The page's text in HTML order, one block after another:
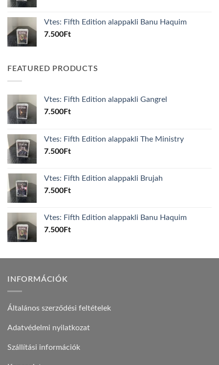
Vtes: Fifth Edition alappakli Banu Haquim
7.500Ft
FEATURED PRODUCTS
Vtes: Fifth Edition alappakli Gangrel
7.500Ft
Vtes: Fifth Edition alappakli The Ministry
7.500Ft
Vtes: Fifth Edition alappakli Brujah
7.500Ft
Vtes: Fifth Edition alappakli Banu Haquim
7.500Ft
INFORMÁCIÓK
Általános szerződési feltételek
Adatvédelmi nyilatkozat
Szállítási információk